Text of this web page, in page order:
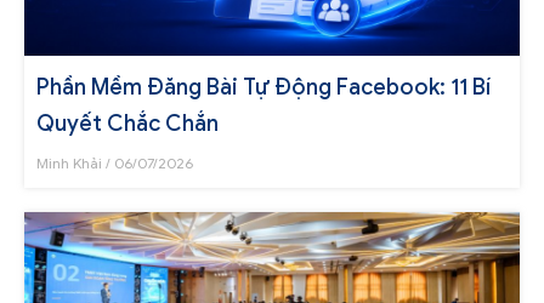
Phần Mềm Đăng Bài Tự Động Facebook: 11 Bí
Quyết Chắc Chắn
Minh Khải 06/07/2026